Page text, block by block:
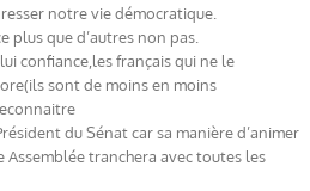
notre vie démocratique.
plus que d’autres non pas.
confiance,les français qui ne le
sont de moins en moins
du Sénat car sa manière d’animer
Assemblée tranchera avec toutes les